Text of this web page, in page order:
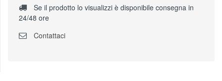
Se il prodotto lo visualizzi è disponibile consegna in
24/48 ore
Contattaci